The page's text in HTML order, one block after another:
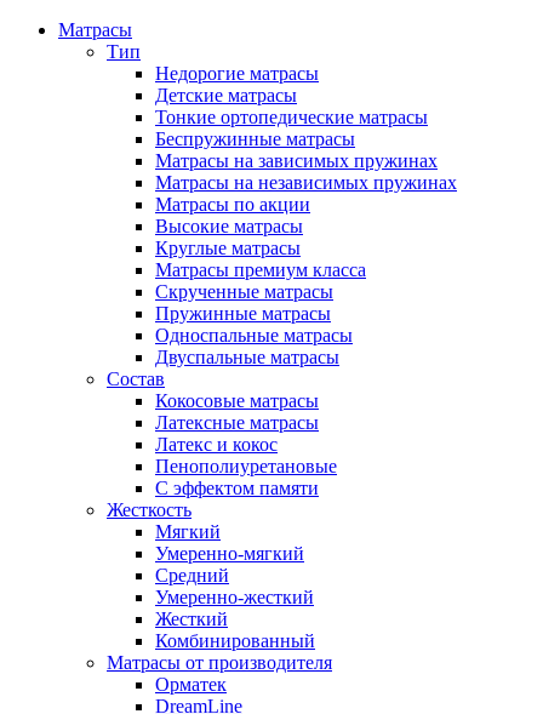
Матрасы
Тип
Недорогие матрасы
Детские матрасы
Тонкие ортопедические матрасы
Беспружинные матрасы
Матрасы на зависимых пружинах
Матрасы на независимых пружинах
Матрасы по акции
Высокие матрасы
Круглые матрасы
Матрасы премиум класса
Скрученные матрасы
Пружинные матрасы
Односпальные матрасы
Двуспальные матрасы
Состав
Кокосовые матрасы
Латексные матрасы
Латекс и кокос
Пенополиуретановые
С эффектом памяти
Жесткость
Мягкий
Умеренно-мягкий
Средний
Умеренно-жесткий
Жесткий
Комбинированный
Матрасы от производителя
Орматек
DreamLine